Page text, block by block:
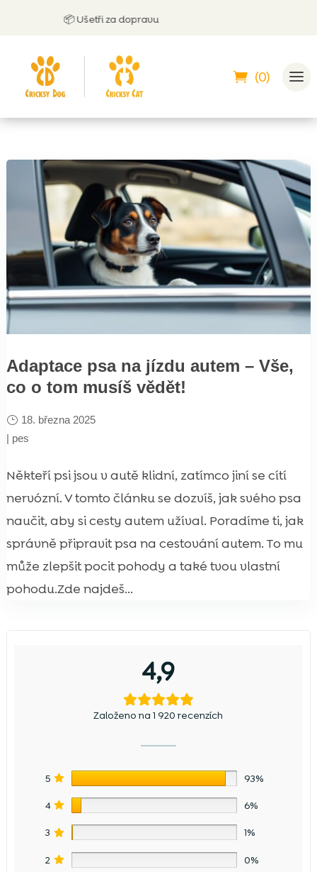
📦 Ušetři za dopravu
(0)
Adaptace psa na jízdu autem – Vše,
co o tom musíš vědět!
18. března 2025
| pes
Někteří psi jsou v autě klidní, zatímco jiní se cítí
nervózní. V tomto článku se dozvíš, jak svého psa
naučit, aby si cesty autem užíval. Poradíme ti, jak
správně připravit psa na cestování autem. To mu
může zlepšit pocit pohody a také tvou vlastní
pohodu.Zde najdeš...
4,9
Založeno na 1 920 recenzích
5 93%
4 6%
3 1%
2 0%